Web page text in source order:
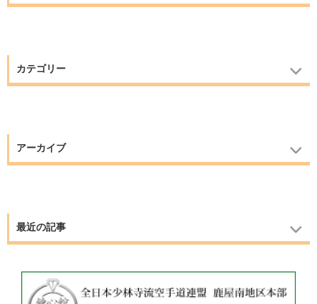
カテゴリー
アーカイブ
最近の記事